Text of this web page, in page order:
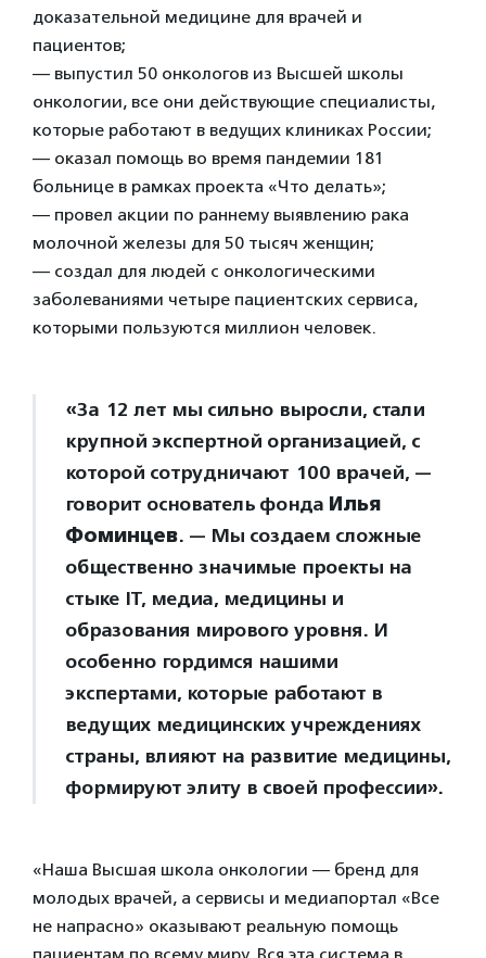
доказательной медицине для врачей и
пациентов;
— выпустил 50 онкологов из Высшей школы
онкологии, все они действующие специалисты,
которые работают в ведущих клиниках России;
— оказал помощь во время пандемии 181
больнице в рамках проекта «Что делать»;
— провел акции по раннему выявлению рака
молочной железы для 50 тысяч женщин;
— создал для людей с онкологическими
заболеваниями четыре пациентских сервиса,
которыми пользуются миллион человек.
«За 12 лет мы сильно выросли, стали
крупной экспертной организацией, с
которой сотрудничают 100 врачей, —
говорит основатель фонда Илья
Фоминцев. — Мы создаем сложные
общественно значимые проекты на
стыке IT, медиа, медицины и
образования мирового уровня. И
особенно гордимся нашими
экспертами, которые работают в
ведущих медицинских учреждениях
страны, влияют на развитие медицины,
формируют элиту в своей профессии».
«Наша Высшая школа онкологии — бренд для
молодых врачей, а сервисы и медиапортал «Все
не напрасно» оказывают реальную помощь